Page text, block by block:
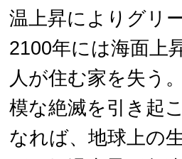
温上昇によりグリ
2100年には海面上
人が住む家を失う
模な絶滅を引き起
なれば、地球上の